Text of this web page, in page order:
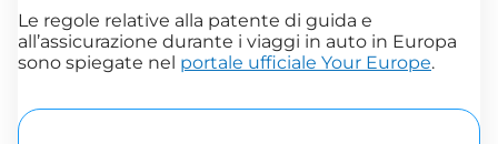
Le regole relative alla patente di guida e
all’assicurazione durante i viaggi in auto in Europa
sono spiegate nel portale ufficiale Your Europe.